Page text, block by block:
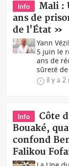
Info
Mali :
ans de
de l'État »
Yann
5 juin le
ans de
sûreté
il y a 2
Info
Côte
Bouaké,
confond
Falikou